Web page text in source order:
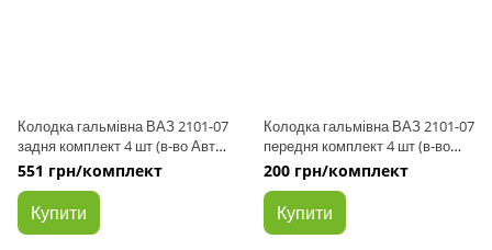
Колодка гальмівна ВАЗ 2101-07
задня комплект 4 шт (в-во Авто
Престиж)
551 грн/комплект
Купити
Колодка гальмівна ВАЗ 2101-07
передня комплект 4 шт (в-во
BEST)
200 грн/комплект
Купити